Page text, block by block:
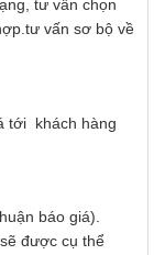
tư vấn chọn
vấn sơ bộ về
tới khách hàng
báo giá).
được cụ thể